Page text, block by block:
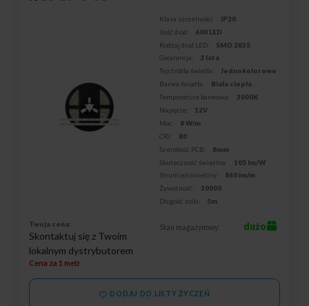
Klasa szczelności:
IP20
Ilość diod:
600 LED
Rodzaj diod LED:
SMD 2835
Gwarancja:
2 lata
Typ źródła światła:
Jednokolorowe
Barwa światła:
Biała ciepła
Temperatura barwowa:
3000K
Napięcie:
12V
Moc:
8 W/m
CRI:
80
Szerokość PCB:
8mm
Skuteczność świetlna:
105 lm/W
Strumień świetlny:
860 lm/m
Żywotność:
30000
Długość rolki:
5m
Twoja cena:
Skontaktuj się z Twoim
lokalnym dystrybutorem
Cena za 1 metr
Stan magazynowy: dużo
DODAJ DO LISTY ŻYCZEŃ